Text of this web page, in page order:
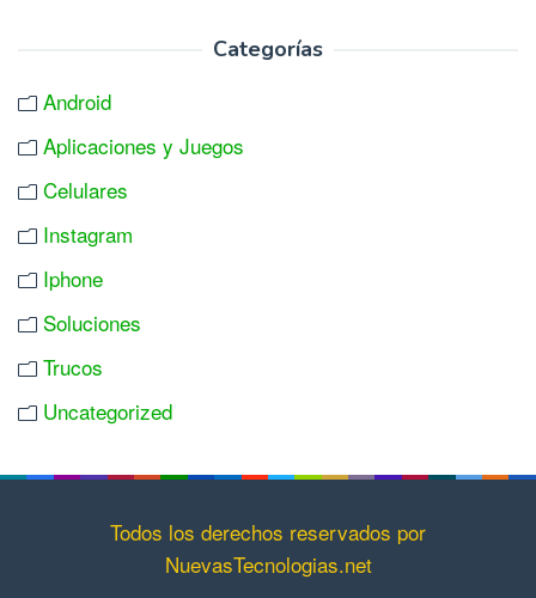
Categorías
Android
Aplicaciones y Juegos
Celulares
Instagram
Iphone
Soluciones
Trucos
Uncategorized
Todos los derechos reservados por
NuevasTecnologias.net